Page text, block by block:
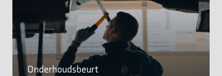
Onderhoudsbeurt